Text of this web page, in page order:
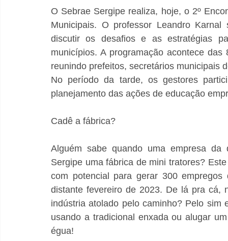
O Sebrae Sergipe realiza, hoje, o 2º
Municipais. O professor Leandro
discutir os desafios e as estratégias
municípios. A programação acontece
reunindo prefeitos, secretários municipais
No período da tarde, os gestores
planejamento das ações de educação
Cadê a fábrica?
Alguém sabe quando uma empresa
Sergipe uma fábrica de mini tratores?
com potencial para gerar 300
distante fevereiro de 2023. De lá pra cá,
indústria atolado pelo caminho? Pelo
usando a tradicional enxada ou alugar
égua!